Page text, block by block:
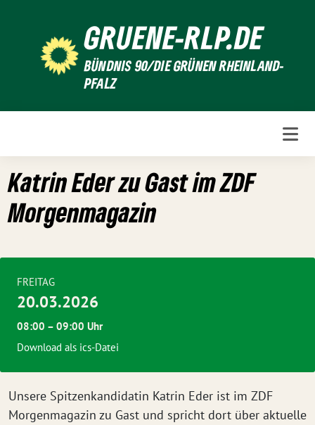
GRUENE-RLP.DE
BÜNDNIS 90/DIE GRÜNEN RHEINLAND-
PFALZ
Katrin Eder zu Gast im ZDF
Morgenmagazin
Unsere Spitzenkandidatin Katrin Eder ist im ZDF
Morgenmagazin zu Gast und spricht dort über aktuelle
FREITAG
20.03.2026
08:00 – 09:00 Uhr
Download als ics-Datei